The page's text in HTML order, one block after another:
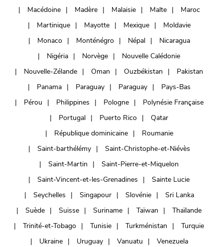
Macédoine
Madère Malaisie Malte
Maroc
Martinique
Mayotte Mexique
Moldavie
Monaco
Monténégro Népal
Nicaragua
Nigéria
Norvège
Nouvelle Calédonie
Nouvelle-Zélande
Oman Ouzbékistan
Pakistan
Panama
Paraguay Paraguay
Pays-Bas
Pérou
Philippines Pologne
Polynésie Française
Portugal
Puerto Rico
Qatar
République dominicaine
Roumanie
Saint-barthélémy
Saint-Christophe-et-Niévès
Saint-Martin
Saint-Pierre-et-Miquelon
Saint-Vincent-et-les-Grenadines
Sainte Lucie
Seychelles
Singapour Slovénie
Sri Lanka
Suède
Suisse Suriname Taïwan
Thaïlande
Trinité-et-Tobago
Tunisie Turkménistan
Turquie
Ukraine
Uruguay Vanuatu
Venezuela